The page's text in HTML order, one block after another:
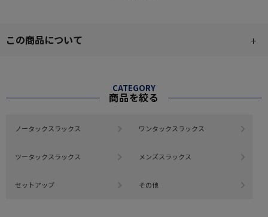
この商品について
CATEGORY
商品を絞る
ノータックスラックス ワンタックスラックス
ツータックスラックス メンズスラックス
セットアップ その他